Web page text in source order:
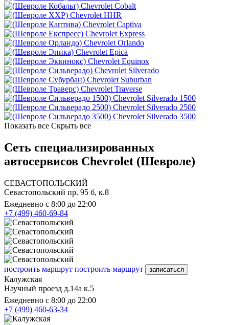
Chevrolet Cobalt
Chevrolet HHR
Chevrolet Captiva
Chevrolet Express
Chevrolet Orlando
Chevrolet Epica
Chevrolet Equinox
Chevrolet Silverado
Chevrolet Suburban
Chevrolet Traverse
Chevrolet Silverado 1500
Chevrolet Silverado 2500
Chevrolet Silverado 3500
Показать все Скрыть все
Сеть специализированных
автосервисов Chevrolet (Шевроле)
СЕВАСТОПОЛЬСКИЙ
Севастопольский пр. 95 б, к.8
Ежедневно с 8:00 до 22:00
+7 (499) 460-69-84
построить маршрут построить маршрут записаться
Калужская
Научный проезд д.14а к.5
Ежедневно с 8:00 до 22:00
+7 (499) 460-63-34